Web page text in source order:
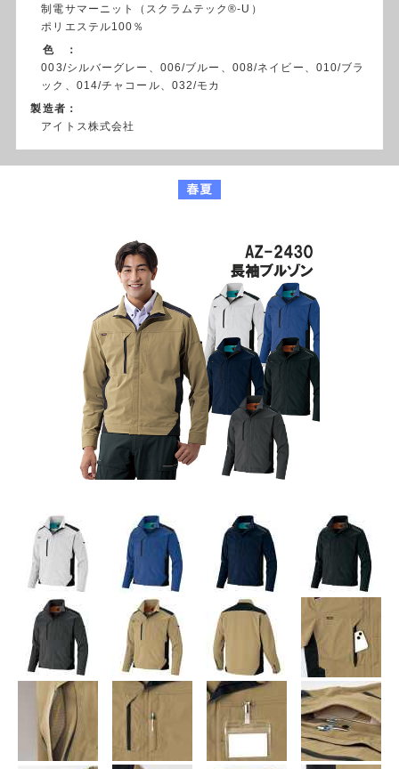
制電サマーニット（スクラムテック®-U）
ポリエステル100％
色 ：
003/シルバーグレー、006/ブルー、008/ネイビー、010/ブラ
ック、014/チャコール、032/モカ
製造者：
アイトス株式会社